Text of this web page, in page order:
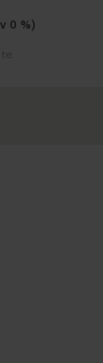
0 %)